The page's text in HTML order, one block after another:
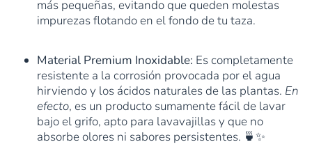
más pequeñas, evitando que queden molestas
impurezas flotando en el fondo de tu taza.
Material Premium Inoxidable: Es completamente
resistente a la corrosión provocada por el agua
hirviendo y los ácidos naturales de las plantas. En
efecto, es un producto sumamente fácil de lavar
bajo el grifo, apto para lavavajillas y que no
absorbe olores ni sabores persistentes. 🍵✨